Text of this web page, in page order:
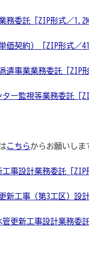
委託 [ZIP形式／
価契約） [ZIP形式／
事業業務委託 [ZIP形
ー監視等業務委託
こちらからお願いしま
事設計業務委託 [ZIP
工事（第3工区）設
更新工事設計業務委